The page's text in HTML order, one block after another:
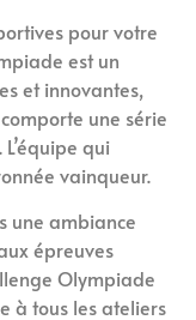
pour votre
est un
et innovantes,
une série
qui
vainqueur.
une ambiance
épreuves
Olympiade
à tous les ateliers